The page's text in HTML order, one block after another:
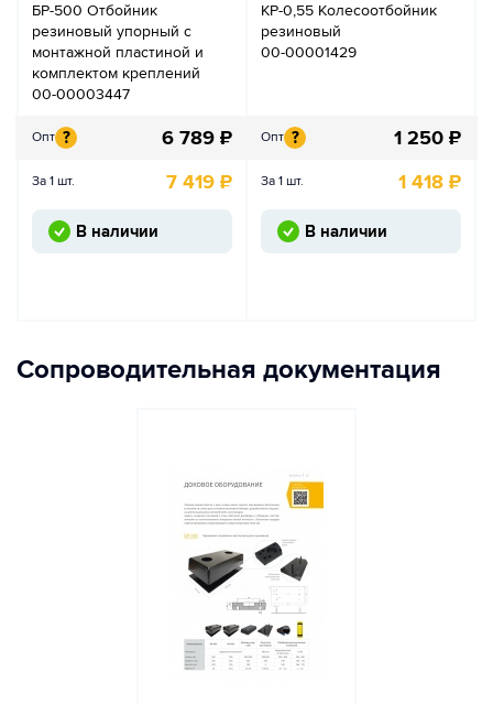
БР-500 Отбойник
резиновый упорный с
монтажной пластиной и
комплектом креплений
00-00003447
Опт ? 6 789 ₽
За 1 шт. 7 419 ₽
В наличии
КР-0,55 Колесоотбойник
резиновый
00-00001429
Опт ? 1 250 ₽
За 1 шт. 1 418 ₽
В наличии
Сопроводительная документация